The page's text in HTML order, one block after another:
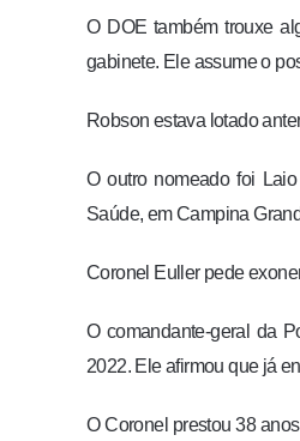
O DOE também trouxe
gabinete. Ele assume o
Robson estava lotado
O outro nomeado foi
Saúde, em Campina
Coronel Euller pede
O comandante-geral da
2022. Ele afirmou que já
O Coronel prestou 38